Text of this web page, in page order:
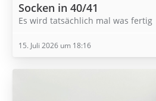
Socken in 40/41
Es wird tatsächlich mal was fertig
15. Juli 2026 um 18:16